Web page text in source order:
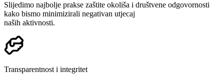
Slijedimo najbolje prakse zaštite okoliša i društvene odgovornosti
kako bismo minimizirali negativan utjecaj
naših aktivnosti.
Transparentnost i integritet